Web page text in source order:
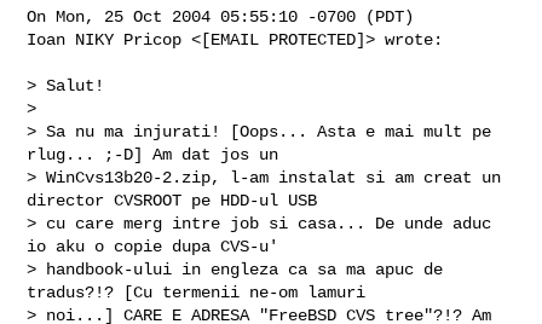
On Mon, 25 Oct 2004 05:55:10 -0700 (PDT)
Ioan NIKY Pricop <[EMAIL PROTECTED]> wrote:
> Salut!
>
> Sa nu ma injurati! [Oops... Asta e mai mult pe
rlug... ;-D] Am dat jos un
> WinCvs13b20-2.zip, l-am instalat si am creat un
director CVSROOT pe HDD-ul USB
> cu care merg intre job si casa... De unde aduc
io aku o copie dupa CVS-u'
> handbook-ului in engleza ca sa ma apuc de
tradus?!? [Cu termenii ne-om lamuri
> noi...] CARE E ADRESA "FreeBSD CVS tree"?!? Am